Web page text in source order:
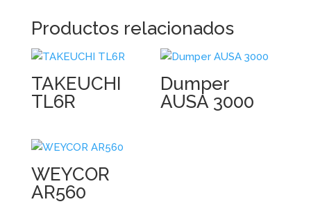
Productos relacionados
TAKEUCHI
TL6R
Dumper
AUSA 3000
WEYCOR
AR560